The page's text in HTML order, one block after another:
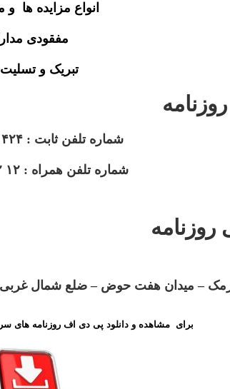
انواع مزایده ها
مفقودی
تبریک و
شماره تلفن ثابت : ۳۳۲۰۰۴۲۴ -۰۲۱
شماره تلفن همراه : ۱۲ ۱۲ ۸۷۱ – ۰۹۳۶
– میدان هفت حوض – ضلع شمال غربی میدان –
برای مشاهده و دانلود پی دی اف روزنامه های